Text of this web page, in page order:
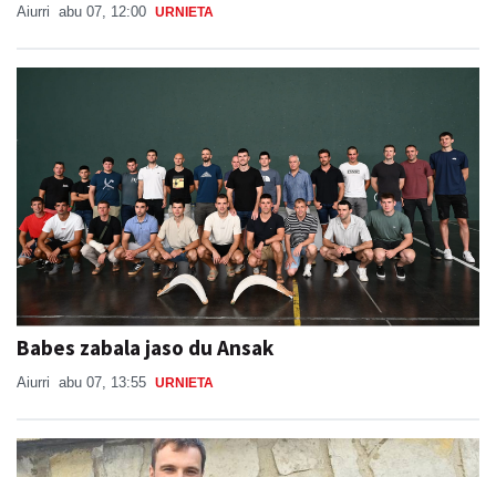
Aiurri abu 07, 12:00 URNIETA
Babes zabala jaso du Ansak
Aiurri abu 07, 13:55 URNIETA